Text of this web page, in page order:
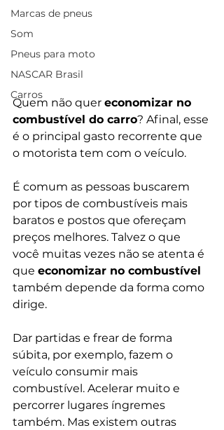
Marcas de pneus
Som
Pneus para moto
NASCAR Brasil
Carros
Quem não quer economizar no
combustível do carro? Afinal, esse
é o principal gasto recorrente que
o motorista tem com o veículo.
É comum as pessoas buscarem
por tipos de combustíveis mais
baratos e postos que ofereçam
preços melhores. Talvez o que
você muitas vezes não se atenta é
que economizar no combustível
também depende da forma como
dirige.
Dar partidas e frear de forma
súbita, por exemplo, fazem o
veículo consumir mais
combustível. Acelerar muito e
percorrer lugares íngremes
também. Mas existem outras